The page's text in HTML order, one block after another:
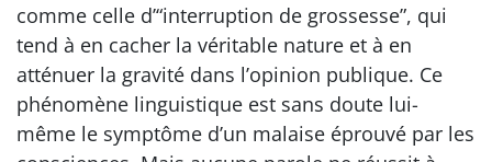
comme celle d’“interruption de grossesse”, qui
tend à en cacher la véritable nature et à en
atténuer la gravité dans l’opinion publique. Ce
phénomène linguistique est sans doute lui-
même le symptôme d’un malaise éprouvé par les